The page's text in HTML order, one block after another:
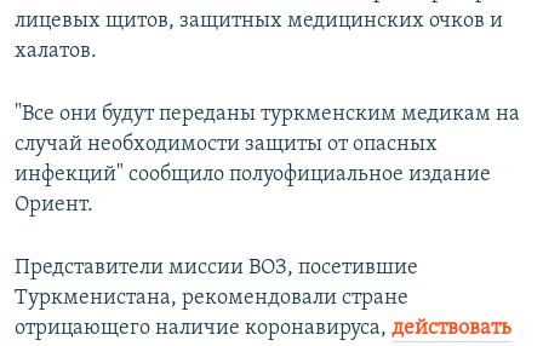
лицевых щитов, защитных медицинских очков и
халатов.
"Все они будут переданы туркменским медикам на
случай необходимости защиты от опасных
инфекций" сообщило полуофициальное издание
Ориент.
Представители миссии ВОЗ, посетившие
Туркменистана, рекомендовали стране
отрицающего наличие коронавируса, действовать